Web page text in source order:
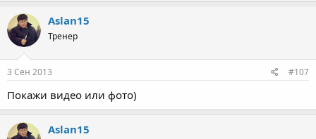
Aslan15
Тренер
3 Сен 2013 #107
Покажи видео или фото)
Aslan15